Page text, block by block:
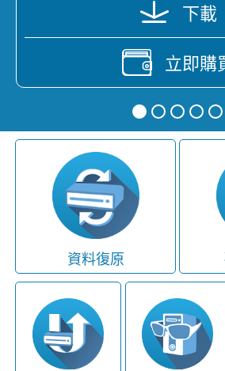
下載
立即購
資料復原